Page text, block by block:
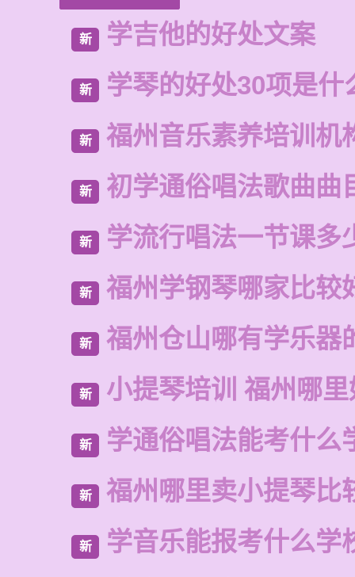
新 学吉他的好处文案
新 学琴的好处30项是什
新 福州音乐素养培训机
新 初学通俗唱法歌曲曲
新 学流行唱法一节课多
新 福州学钢琴哪家比较
新 福州仓山哪有学乐器
新 小提琴培训 福州哪
新 学通俗唱法能考什么
新 福州哪里卖小提琴比
新 学音乐能报考什么学